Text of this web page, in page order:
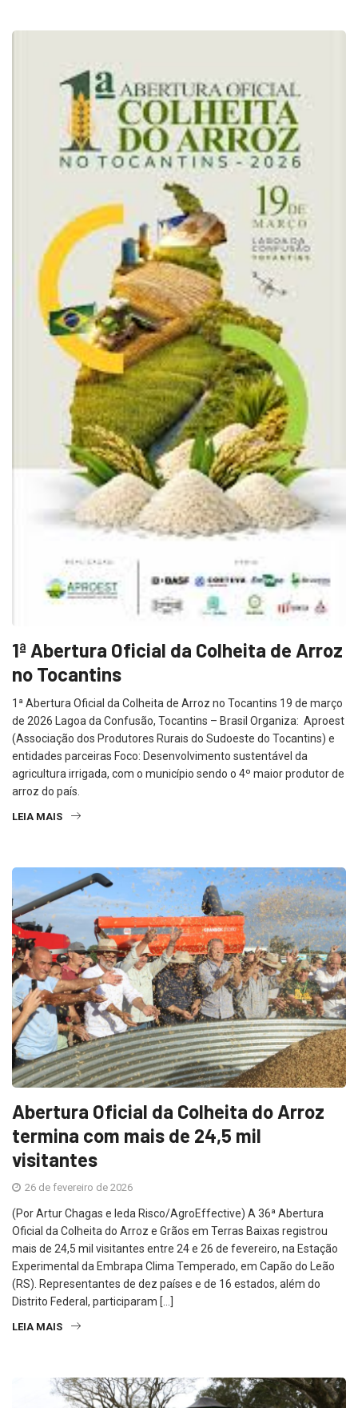
1ª Abertura Oficial da Colheita de Arroz
no Tocantins
1ª Abertura Oficial da Colheita de Arroz no Tocantins 19 de março
de 2026 Lagoa da Confusão, Tocantins – Brasil Organiza: Aproest
(Associação dos Produtores Rurais do Sudoeste do Tocantins) e
entidades parceiras Foco: Desenvolvimento sustentável da
agricultura irrigada, com o município sendo o 4º maior produtor de
arroz do país.
LEIA MAIS
Abertura Oficial da Colheita do Arroz
termina com mais de 24,5 mil
visitantes
26 de fevereiro de 2026
(Por Artur Chagas e Ieda Risco/AgroEffective) A 36ª Abertura
Oficial da Colheita do Arroz e Grãos em Terras Baixas registrou
mais de 24,5 mil visitantes entre 24 e 26 de fevereiro, na Estação
Experimental da Embrapa Clima Temperado, em Capão do Leão
(RS). Representantes de dez países e de 16 estados, além do
Distrito Federal, participaram […]
LEIA MAIS